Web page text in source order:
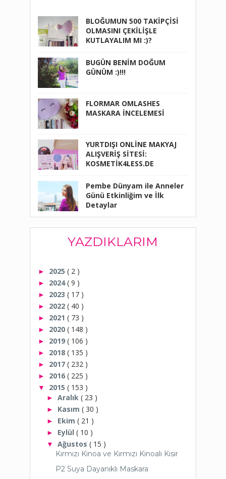
BLOĞUMUN 500 TAKİPÇİSİ
OLMASINI ÇEKİLİŞLE
KUTLAYALIM MI :)?
BUGÜN BENİM DOĞUM
GÜNÜM :)!!!
FLORMAR OMLASHES
MASKARA İNCELEMESİ
YURTDIŞI ONLİNE MAKYAJ
ALIŞVERİŞ SİTESİ:
KOSMETİK4LESS.DE
Pembe Dünyam ile Anneler
Günü Etkinliğim ve İlk
Detaylar
YAZDIKLARIM
► 2025 ( 2 )
► 2024( 9 )
► 2023 ( 17 )
► 2022 ( 40 )
► 2021 ( 73 )
► 2020 ( 148 )
► 2019 ( 106 )
► 2018 ( 135 )
► 2017 ( 232 )
► 2016 ( 225 )
▼ 2015 ( 153 )
► Aralık ( 23 )
► Kasım ( 30 )
► Ekim ( 21 )
► Eylül ( 10 )
▼ Ağustos ( 15 )
Kırmızı Kinoa ve Kırmızı Kinoalı Kısır
P2 Suya Dayanıklı Maskara